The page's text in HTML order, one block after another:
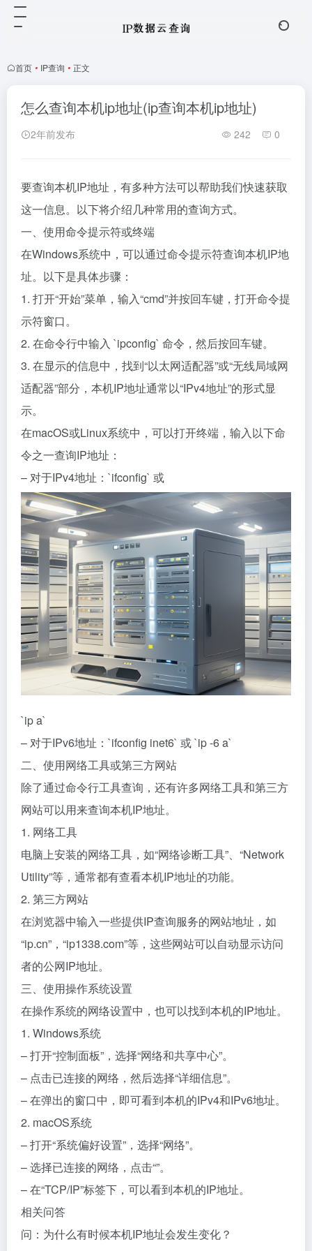
首页 • IP查询 • 正文
怎么查询本机ip地址(ip查询本机ip地址)
2年前发布 242 0
要查询本机IP地址，有多种方法可以帮助我们快速获取
这一信息。以下将介绍几种常用的查询方式。
一、使用命令提示符或终端
在Windows系统中，可以通过命令提示符查询本机IP地
址。以下是具体步骤：
1. 打开“开始”菜单，输入“cmd”并按回车键，打开命令提
示符窗口。
2. 在命令行中输入 `ipconfig` 命令，然后按回车键。
3. 在显示的信息中，找到“以太网适配器”或“无线局域网
适配器”部分，本机IP地址通常以“IPv4地址”的形式显
示。
在macOS或Linux系统中，可以打开终端，输入以下命
令之一查询IP地址：
– 对于IPv4地址：`ifconfig` 或
`ip a`
– 对于IPv6地址：`ifconfig inet6` 或 `ip -6 a`
二、使用网络工具或第三方网站
除了通过命令行工具查询，还有许多网络工具和第三方
网站可以用来查询本机IP地址。
1. 网络工具
电脑上安装的网络工具，如“网络诊断工具”、“Network
Utility”等，通常都有查看本机IP地址的功能。
2. 第三方网站
在浏览器中输入一些提供IP查询服务的网站地址，如
“ip.cn”，“ip1338.com”等，这些网站可以自动显示访问
者的公网IP地址。
三、使用操作系统设置
在操作系统的网络设置中，也可以找到本机的IP地址。
1. Windows系统
– 打开“控制面板”，选择“网络和共享中心”。
– 点击已连接的网络，然后选择“详细信息”。
– 在弹出的窗口中，即可看到本机的IPv4和IPv6地址。
2. macOS系统
– 打开“系统偏好设置”，选择“网络”。
– 选择已连接的网络，点击“”。
– 在“TCP/IP”标签下，可以看到本机的IP地址。
相关问答
问：为什么有时候本机IP地址会发生变化？